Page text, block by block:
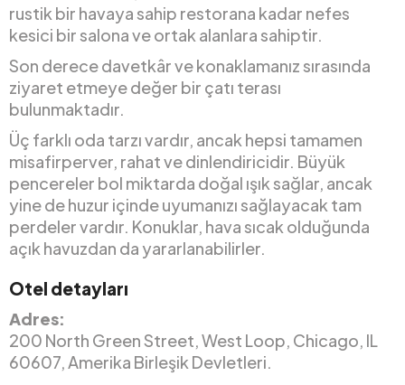
rustik bir havaya sahip restorana kadar nefes
kesici bir salona ve ortak alanlara sahiptir.
Son derece davetkâr ve konaklamanız sırasında
ziyaret etmeye değer bir çatı terası
bulunmaktadır.
Üç farklı oda tarzı vardır, ancak hepsi tamamen
misafirperver, rahat ve dinlendiricidir. Büyük
pencereler bol miktarda doğal ışık sağlar, ancak
yine de huzur içinde uyumanızı sağlayacak tam
perdeler vardır. Konuklar, hava sıcak olduğunda
açık havuzdan da yararlanabilirler.
Otel detayları
Adres:
200 North Green Street, West Loop, Chicago, IL
60607, Amerika Birleşik Devletleri.